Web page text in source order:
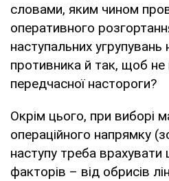
словами, яким чином
оперативного
наступальних угрупувань
противника й так, щоб не
передчасної настороги?
Окрім цього, при виборі
операційного напрямку
наступу треба врахувати
факторів – від обрисів